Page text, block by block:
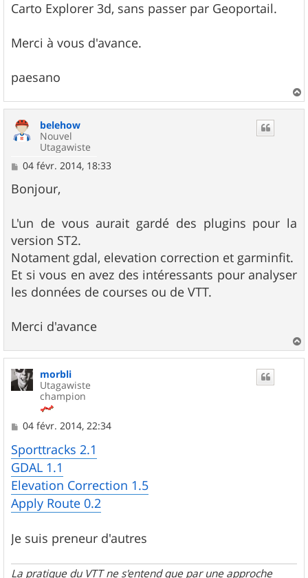
Carto Explorer 3d, sans passer par Geoportail.
Merci à vous d'avance.
paesano
a
belehow
Nouvel
Utagawiste
M
s
s
g
e
04 févr. 2014, 18:33
Bonjour,
L'un de vous aurait gardé des plugins pour la
version ST2.
Notament gdal, elevation correction et garminfit.
Et si vous en avez des intéressants pour analyser
les données de courses ou de VTT.
Merci d'avance
a
morbli
Utagawiste
champion
M
s
s
a
g
e
04 févr. 2014, 22:34
Sporttracks 2.1
GDAL 1.1
Elevation Correction 1.5
Apply Route 0.2
Je suis preneur d'autres
La pratique du VTT ne s'entend que par une approche